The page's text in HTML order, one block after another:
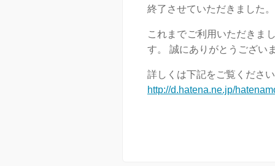
終了させていただきました。
これまでご利用いただきま
す。 誠にありがとうござい
詳しくは下記をご覧くださ
http://d.hatena.ne.jp/